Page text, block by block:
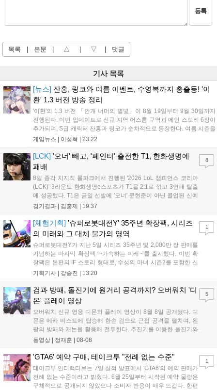
등록
목록 본문 △ ▽ 댓글
기사 목록
[뉴스] 잔홍, 링코와 여름 이벤트, 수영복까지 총출동! '이
환' 1.3 버전 방송 정리
'이환'의 1.3 버전 「안개 너머의 별빛」이 8월 19일부터 9월 30일까지
진행된다. 이번 업데이트로 신규 지역 어스름 구역과 메인 스토리 6장이
추가되며, S급 캐릭터 잔홍과 링코가 순차적으로 등장한다. 여름 시즌을
맞아 비치발리볼, 수상 오토바이 등 다채로운 이벤트가 열리고, 캐릭터
가능한 교환 코드 3종이 제공되며, 상세 일정은 공식 채널을 통해 확인할
수 있다....
게임뉴스 | 이성혁 23:22
[LCK] '오너' 빼고, '페인터' 출전한 T1, 한화생명에
패배
8일 종각 치지직 롤파크에서 진행된 '2026 LoL 챔피언스 코리아
(LCK)' 3라운드 한화생명e스포츠가 T1을 2:1로 꺾고 3연패 탈출
에 성공했다. T1은 금일 선발에 '오너' 문현준이 아닌 콜업된 신예
'페인터' 김은후를 투입했지만, 결국 1:2로 패배하고 말았다. T1은
을 빼냈다....
경기결과 | 김홍제 19:37
8
[체험기획] '슈퍼로봇대전Y' 35주년 확장팩, 시리즈
의 미래와 그 대체 불가의 영역
슈퍼로봇대전Y가 지난 5일 시리즈 35주년 및 2,000만 장 판매를
기념하는 마지막 확장팩 ‘~가속하는 미래~’를 출시했다. 이번 확
장팩은 본편의 IF 스토리 형태로, 수성의 마녀 시즌2를 포함한 신
규 참전작과 크로스오버 합체기를 선보이며 작품을 완결 짓는다.
하는 몰입감 있는 서사와 조합을 구현하며 시리즈의 미래를 향한
새로운 가능성을 제시했다....
기획기사 | 강승진 13:20
1
검과 방패, 돌진기에 원거리 공격까지? 오버워치 '디
몬' 플레이 영상
오버워치 신규 영웅 디몬의 플레이 영상이 8월 8일 공개됐다. 디
몬은 메카 비스트에 탑승해 한손 검으로 근접 공격을 펼치며, 왼
팔의 방패와 캐논을 활용해 전투한다. 추진기를 이용한 돌진기와
참격 형태의 궁극기를 보유했고, 메카 파괴 시 맨몸으로 기관총을
산의 영웅들 업데이트를 통해 정식 출시될 예정이다....
동영상 | 정재훈 08-08
5
'GTA6' 예약 구매, 테이크투 "전례 없는 수준"
테이크투 인터랙티브는 7일 실적 발표에서 'GTA6'의 예약 판매가
전례 없는 수준이라고 밝혔다. 6월 25일부터 시작된 예약 물량은
구체적으로 공개되지 않았으나 소비자 반응이 매우 뜨겁다. 한편
1